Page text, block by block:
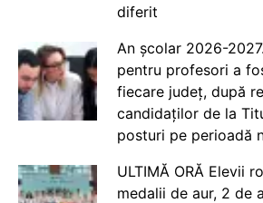
diferit
An școlar 2026-
pentru profesori a
fiecare județ, după
candidaților de la
posturi pe perioadă
ULTIMĂ ORĂ Elevii
medalii de aur, 2 de